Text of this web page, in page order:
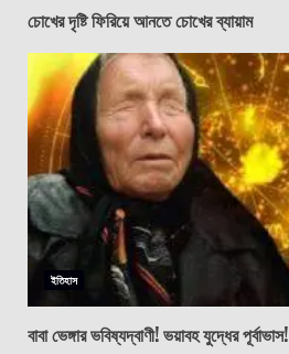
চোখের দৃষ্টি ফিরিয়ে আনতে চোখের ব্যায়াম
ইতিহাস
বাবা ভেঙ্গার ভবিষ্যদ্বাণী! ভয়াবহ যুদ্ধের পূর্বাভাস!